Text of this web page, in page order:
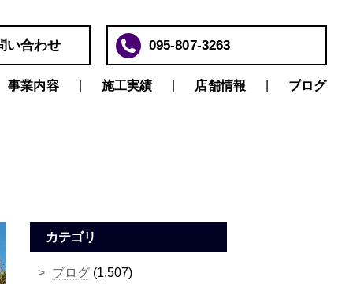
い合わせ 095-807-3263
事業内容 施工実績 店舗情報 ブログ
カテゴリ
ブログ (1,507)